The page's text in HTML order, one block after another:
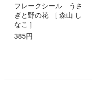
フレークシール うさ
ぎと野の花 [ 森山 し
なこ ]
385円